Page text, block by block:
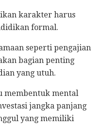
karakter harus
formal.
seperti pengajian
bagian penting
yang utuh.
membentuk mental
jangka panjang
yang memiliki